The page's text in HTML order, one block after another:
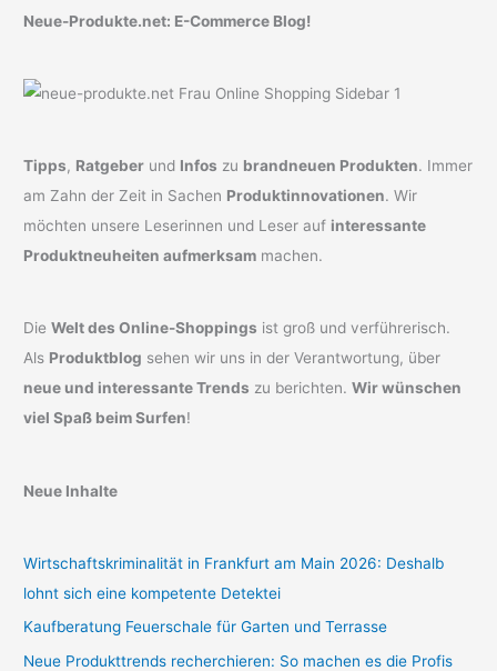
Neue-Produkte.net: E-Commerce Blog!
Tipps, Ratgeber und Infos zu brandneuen Produkten. Immer
am Zahn der Zeit in Sachen Produktinnovationen. Wir
möchten unsere Leserinnen und Leser auf interessante
Produktneuheiten aufmerksam machen.
DieWelt des Online-Shoppings ist groß und verführerisch.
Als Produktblog sehen wir uns in der Verantwortung, über
neue und interessante Trends zu berichten.Wir wünschen
viel Spaß beim Surfen!
Neue Inhalte
Wirtschaftskriminalität in Frankfurt am Main 2026: Deshalb
lohnt sich eine kompetente Detektei
Kaufberatung Feuerschale für Garten und Terrasse
Neue Produkttrends recherchieren: So machen es die Profis